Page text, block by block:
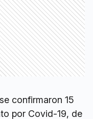
confirmaron 15
por Covid-19, de